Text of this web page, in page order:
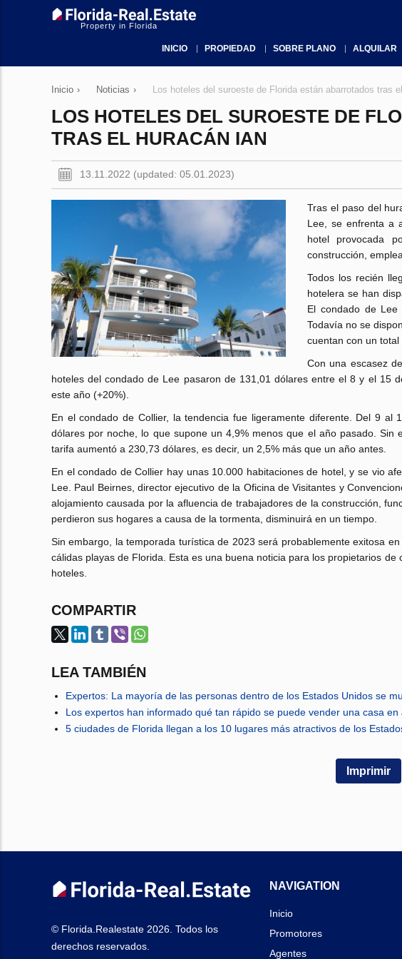
Property in Florida
INICIO PROPIEDAD SOBRE PLANO ALQUILAR
Inicio › Noticias › Los hoteles del suroeste de Florida están abarrotados tras
LOS HOTELES DEL SUROESTE DE
TRAS EL HURACÁN IAN
13.11.2022 (updated: 05.01.2023)
Tras el paso del
Lee, se enfrenta a
hotel provocada
construcción,
Todos los recién
hotelera se han
El condado de Lee
Todavía no se
cuentan con un total
Con una escasez
hoteles del condado de Lee pasaron de 131,01 dólares entre el 8 y el 15
este año (+20%).
En el condado de Collier, la tendencia fue ligeramente diferente. Del 9
dólares por noche, lo que supone un 4,9% menos que el año pasado.
tarifa aumentó a 230,73 dólares, es decir, un 2,5% más que un año antes.
En el condado de Collier hay unas 10.000 habitaciones de hotel, y se vio
Lee. Paul Beirnes, director ejecutivo de la Oficina de Visitantes y
alojamiento causada por la afluencia de trabajadores de la construcción,
perdieron sus hogares a causa de la tormenta, disminuirá en un tiempo.
Sin embargo, la temporada turística de 2023 será probablemente exitosa
cálidas playas de Florida. Esta es una buena noticia para los propietarios
hoteles.
COMPARTIR
LEA TAMBIÉN
Expertos: La mayoría de las personas dentro de los Estados Unidos se
Los expertos han informado qué tan rápido se puede vender una casa en
5 ciudades de Florida llegan a los 10 lugares más atractivos de los
Imprimir
© Florida.Realestate 2026. Todos los
derechos reservados.
NAVIGATION
Inicio
Promotores
Agentes